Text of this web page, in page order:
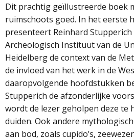
Dit prachtig geïllustreerde boek
ruimschoots goed. In het eerste
presenteert Reinhard
Archeologisch Instituut van de
Heidelberg de context van de
de invloed van het werk in de
daaropvolgende hoofdstukken
Stupperich de afzonderlijke
wordt de lezer geholpen deze te
duiden. Ook andere
aan bod, zoals cupido’s,